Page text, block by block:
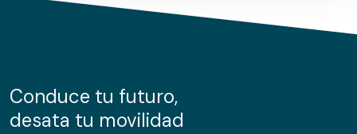
de cookies.
información sobre el uso que haga del sitio web con
nuestros partners de redes sociales, publicidad y análisis
Conduce tu futuro,
desata tu movilidad